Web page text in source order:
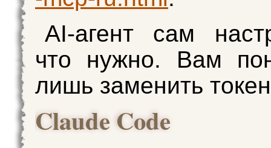
AI-агент сам
что нужно. Вам
лишь заменить
Claude Code